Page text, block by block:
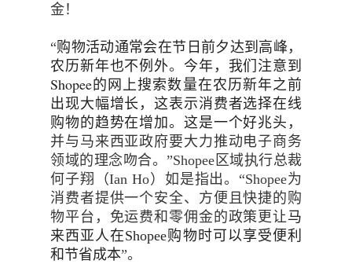
金！
“购物活动通常会在节日前夕达到高峰，
农历新年也不例外。 今年，我们注意到
Shopee的网上搜索数量在农历新年之前
出现大幅增长，这表示消费者选择在线
购物的趋势在增加。这是一个好兆头 ，
并与马来西亚政府要大力推动电子商务
领域的理念吻合。”Shopee 区域执行总裁
何子翔（Ian Ho）如是指出。 “Shopee为
消费者提供一个安全、方便且快捷的购
物平台，免运费和零佣金的政策更让 马
来西亚人在Shopee购物时可以享受便利
和节省成本”。